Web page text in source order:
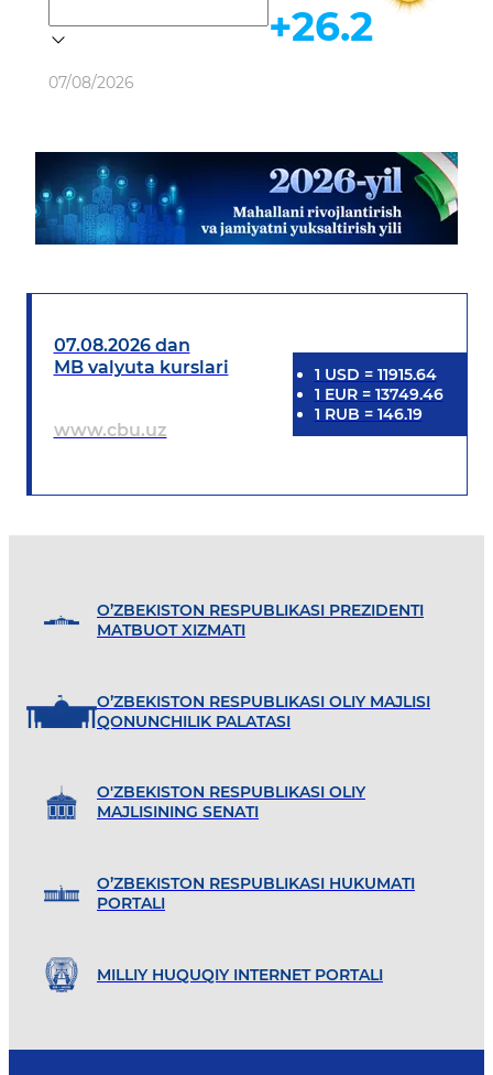
Ob-havo
07/08/2026
+26.2
07.08.2026 dan
MB valyuta kurslari
www.cbu.uz
1 USD = 11915.64
1 EUR= 13749.46
1 RUB = 146.19
O’ZBEKISTON RESPUBLIKASI PREZIDENTI
MATBUOT XIZMATI
O’ZBEKISTON RESPUBLIKASI OLIY MAJLISI
QONUNCHILIK PALATASI
O'ZBEKISTON RESPUBLIKASI OLIY
MAJLISINING SENATI
O’ZBEKISTON RESPUBLIKASI HUKUMATI
PORTALI
MILLIY HUQUQIY INTERNET PORTALI